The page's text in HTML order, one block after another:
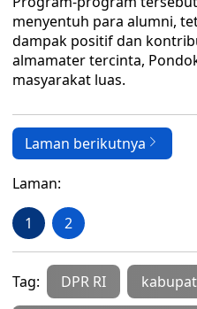
menyentuh para alumni,
dampak positif dan
almamater tercinta,
masyarakat luas.
Laman berikutnya
Laman:
1 2
Tag: DPR RI